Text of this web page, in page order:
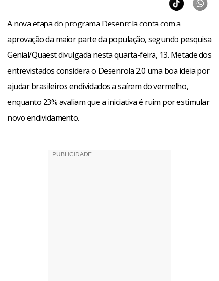
A nova etapa do programa Desenrola conta com a
aprovação da maior parte da população, segundo pesquisa
Genial/Quaest divulgada nesta quarta-feira, 13. Metade dos
entrevistados considera o Desenrola 2.0 uma boa ideia por
ajudar brasileiros endividados a saírem do vermelho,
enquanto 23% avaliam que a iniciativa é ruim por estimular
novo endividamento.